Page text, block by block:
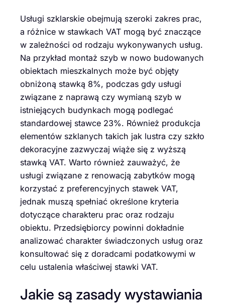
Usługi szklarskie obejmują szeroki zakres prac,
a różnice w stawkach VAT mogą być znaczące
w zależności od rodzaju wykonywanych usług.
Na przykład montaż szyb w nowo budowanych
obiektach mieszkalnych może być objęty
obniżoną stawką 8%, podczas gdy usługi
związane z naprawą czy wymianą szyb w
istniejących budynkach mogą podlegać
standardowej stawce 23%. Również produkcja
elementów szklanych takich jak lustra czy szkło
dekoracyjne zazwyczaj wiąże się z wyższą
stawką VAT. Warto również zauważyć, że
usługi związane z renowacją zabytków mogą
korzystać z preferencyjnych stawek VAT,
jednak muszą spełniać określone kryteria
dotyczące charakteru prac oraz rodzaju
obiektu. Przedsiębiorcy powinni dokładnie
analizować charakter świadczonych usług oraz
konsultować się z doradcami podatkowymi w
celu ustalenia właściwej stawki VAT.
Jakie są zasady wystawiania